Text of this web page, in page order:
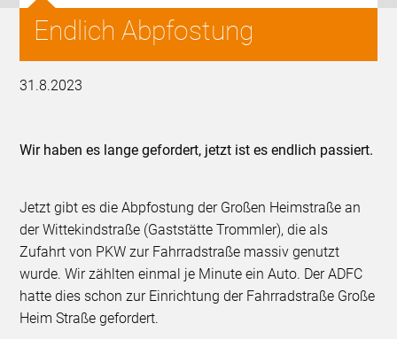
Endlich Abpfostung
31.8.2023
Wir haben es lange gefordert, jetzt ist es endlich passiert.
Jetzt gibt es die Abpfostung der Großen Heimstraße an
der Wittekindstraße (Gaststätte Trommler), die als
Zufahrt von PKW zur Fahrradstraße massiv genutzt
wurde. Wir zählten einmal je Minute ein Auto. Der ADFC
hatte dies schon zur Einrichtung der Fahrradstraße Große
Heim Straße gefordert.